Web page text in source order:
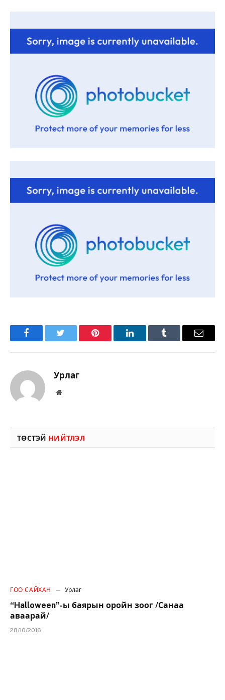
FacebookTwitter Pinterest LinkedInTumblr Имэйл
Урлаг
Вэбсайт
ТӨСТЭЙ НИЙТЛЭЛ
ГОО САЙХАН Урлаг
“Halloween”-ы баярын оройн зоог /Санаа
аваарай/
28/10/2016